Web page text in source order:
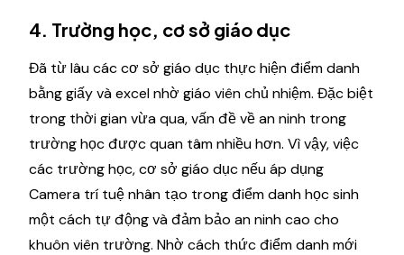
4. Trường học, cơ sở giáo dục
Đã từ lâu các cơ sở giáo dục thực hiện điểm danh
bằng giấy và excel nhờ giáo viên chủ nhiệm. Đặc biệt
trong thời gian vừa qua, vấn đề về an ninh trong
trường học được quan tâm nhiều hơn. Vì vậy, việc
các trường học, cơ sở giáo dục nếu áp dụng
Camera trí tuệ nhân tạo trong điểm danh học sinh
một cách tự động và đảm bảo an ninh cao cho
khuôn viên trường. Nhờ cách thức điểm danh mới